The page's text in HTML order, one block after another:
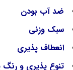
ضد آب بودن
سبک وزنی
انعطاف پذیری
تنوع پذیری و رنگ